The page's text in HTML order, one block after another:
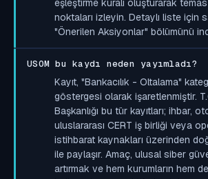
noktaları izleyin. Detaylı liste için
"Önerilen Aksiyonlar" bölümünü
USOM bu kaydı neden yayımladı?
Kayıt, "Bankacılık - Oltalama"
göstergesi olarak işaretlenmiştir.
Başkanlığı bu tür kayıtları; ihbar,
uluslararası CERT iş birliği veya
istihbarat kaynakları üzerinden
ile paylaşır. Amaç, ulusal siber
artırmak ve hem kurumların hem